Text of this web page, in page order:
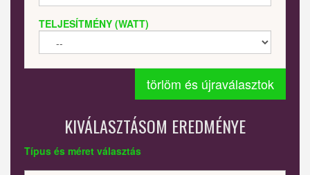
TELJESÍTMÉNY (WATT)
törlöm és újraválasztok
KIVÁLASZTÁSOM EREDMÉNYE
Típus és méret választás